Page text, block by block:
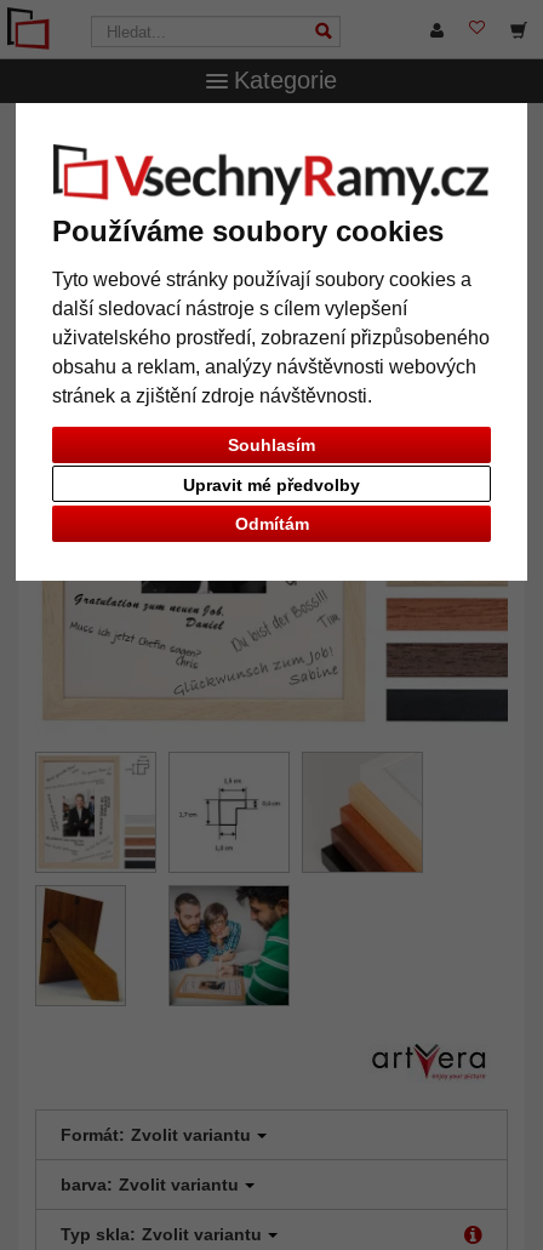
Používáme soubory cookies
Tyto webové stránky používají soubory cookies a
další sledovací nástroje s cílem vylepšení
uživatelského prostředí, zobrazení přizpůsobeného
obsahu a reklam, analýzy návštěvnosti webových
stránek a zjištění zdroje návštěvnosti.
Souhlasím
Odmítám
Upravit mé předvolby
Kategorie
Dřevěný rám na věnování - DIN A4
Dřevěný rám na věnování - DIN A4
Zpět
Formát: Zvolit variantu
barva: Zvolit variantu
Typ skla: Zvolit variantu